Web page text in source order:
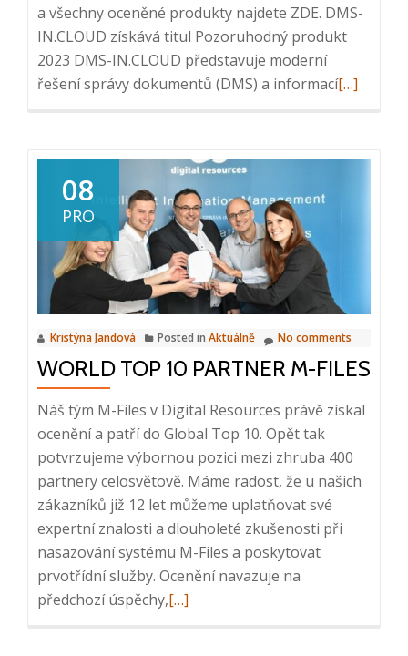
a všechny oceněné produkty najdete ZDE. DMS-
IN.CLOUD získává titul Pozoruhodný produkt
2023 DMS-IN.CLOUD představuje moderní
řešení správy dokumentů (DMS) a informacíRead
[…]
08
PRO
Kristýna Jandová Posted in Aktuálně No comments
WORLD TOP 10 PARTNER M-FILES
Náš tým M-Files v Digital Resources právě získal
ocenění a patří do Global Top 10. Opět tak
potvrzujeme výbornou pozici mezi zhruba 400
partnery celosvětově. Máme radost, že u našich
zákazníků již 12 let můžeme uplatňovat své
expertní znalosti a dlouholeté zkušenosti při
nasazování systému M-Files a poskytovat
prvotřídní služby. Ocenění navazuje na
předchozí úspěchy,Read
[…]